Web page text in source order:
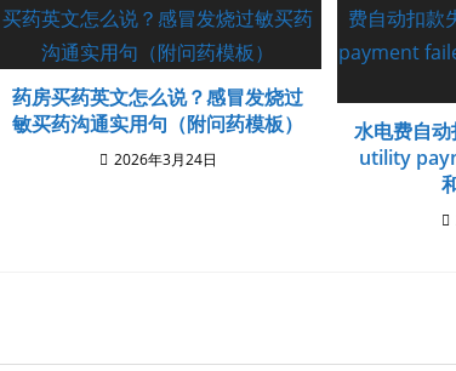
药房买药英文怎么说？感冒发烧过
敏买药沟通实用句（附问药模板）
2026年3月24日
水电费自
utility